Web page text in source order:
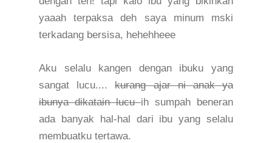
yaaah terpaksa deh saya minum mski
terkadang bersisa, hehehheee
Aku selalu kangen dengan ibuku yang
sangat lucu....kurang ajar ni anak ya
ibunya dikatain lucuih sumpah beneran
ada banyak hal-hal dari ibu yang selalu
membuatku tertawa.